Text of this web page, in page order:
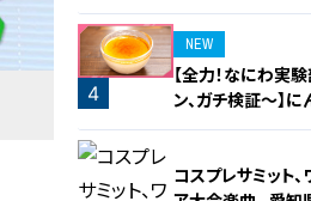
4
NEW
【全力！なにわ実
ン、ガチ検証～】に
コスプレサミット